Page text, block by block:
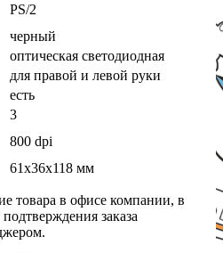
PS/2
черный
оптическая светодиодная
для правой и левой руки
есть
3
800 dpi
61x36x118 мм
товара в офисе компании, в
заказа